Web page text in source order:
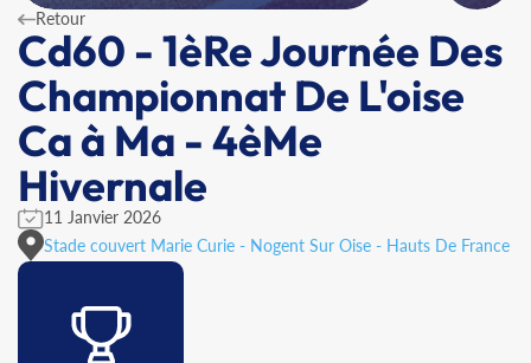
Retour
Cd60 - 1èRe Journée Des
Championnat De L'oise
Ca à Ma - 4èMe
Hivernale
11 Janvier 2026
Stade couvert Marie Curie - Nogent Sur Oise - Hauts De France